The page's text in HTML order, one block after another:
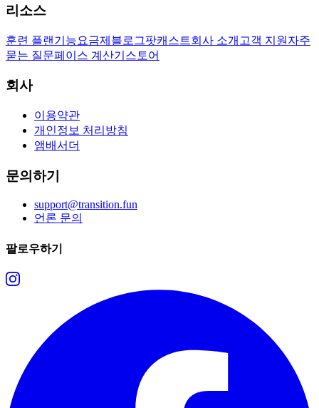
리소스
훈련 플랜 기능요금제 블로그팟캐스트회사 소개 고객 지원 자주
묻는 질문페이스 계산기 스토어
회사
이용약관
개인정보 처리방침
앰배서더
문의하기
support@transition.fun
언론 문의
팔로우하기